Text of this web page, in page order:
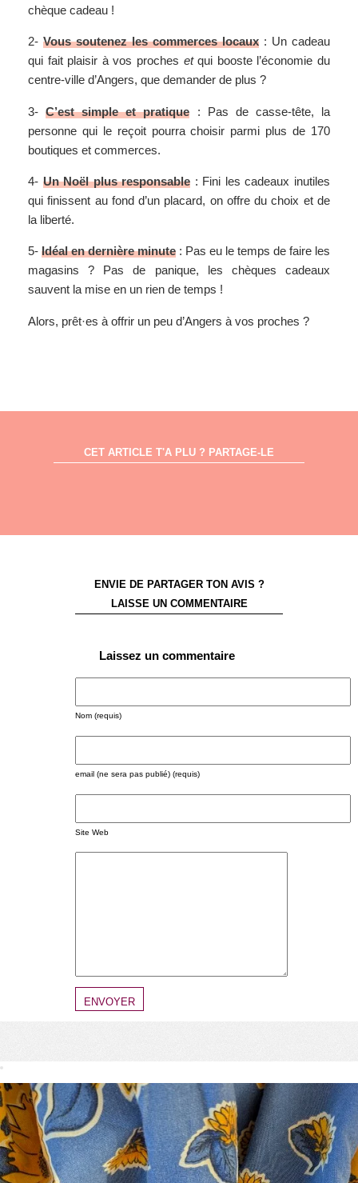
chèque cadeau !
2- Vous soutenez les commerces locaux : Un cadeau
qui fait plaisir à vos proches etqui booste l’économie du
centre-ville d’Angers, que demander de plus ?
3-C’est simple et pratique : Pas de casse-tête, la
personne qui le reçoit pourra choisir parmi plus de 170
boutiques et commerces.
4- Un Noël plus responsable : Fini les cadeaux inutiles
qui finissent au fond d’un placard, on offre du choix et de
la liberté.
5- Idéal en dernière minute : Pas eu le temps de faire les
magasins ? Pas de panique, les chèques cadeaux
sauvent la mise en un rien de temps !
Alors, prêt·es à offrir un peu d’Angers à vos proches ?
CET ARTICLE T'A PLU ? PARTAGE-LE
ENVIE DE PARTAGER TON AVIS ?
LAISSE UN COMMENTAIRE
Laissez un commentaire
Nom (requis)
email (ne sera pas publié) (requis)
Site Web